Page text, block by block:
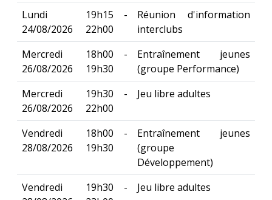
Lundi
24/08/2026
19h15 -
22h00
Réunion d'information
interclubs
Mercredi
26/08/2026
18h00 -
19h30
Entraînement jeunes
(groupe Performance)
Mercredi
26/08/2026
19h30 -
22h00
Jeu libre adultes
Vendredi
28/08/2026
18h00 -
19h30
Entraînement jeunes
(groupe
Développement)
Vendredi
19h30 -
Jeu libre adultes